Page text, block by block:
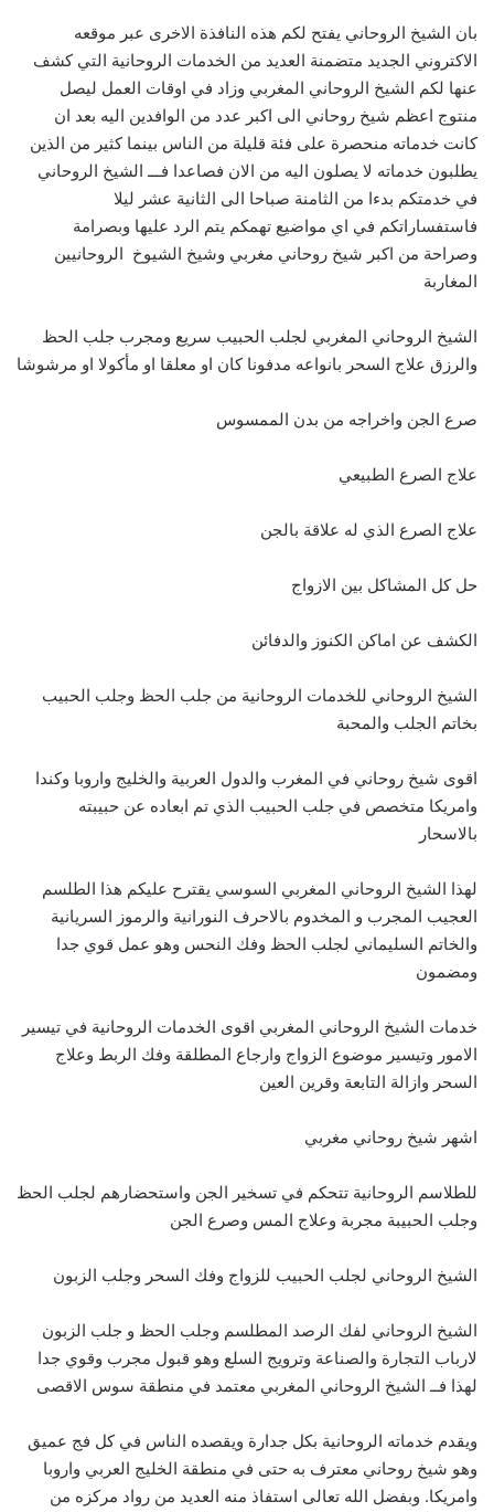
بان الشيخ الروحاني يفتح لكم هذه النافذة الاخرى عبر موقعه
الاكتروني الجديد متضمنة العديد من الخدمات الروحانية التي كشف
عنها لكم الشيخ الروحاني المغربي وزاد في اوقات العمل ليصل
منتوج اعظم شيخ روحاني الى اكبر عدد من الوافدين اليه بعد ان
كانت خدماته منحصرة على فئة قليلة من الناس بينما كثير من الذين
يطلبون خدماته لا يصلون اليه من الان فصاعدا فـــ الشيخ الروحاني
في خدمتكم بدءا من الثامنة صباحا الى الثانية عشر ليلا
فاستفساراتكم في اي مواضيع تهمكم يتم الرد عليها وبصرامة
وصراحة من اكبر شيخ روحاني مغربي وشيخ الشيوخ الروحانيين
المغاربة
الشيخ الروحاني المغربي لجلب الحبيب سريع ومجرب جلب الحظ
والرزق علاج السحر بانواعه مدفونا كان او معلقا او مأكولا او مرشوشا
صرع الجن واخراجه من بدن الممسوس
علاج الصرع الطبيعي
علاج الصرع الذي له علاقة بالجن
حل كل المشاكل بين الازواج
الكشف عن اماكن الكنوز والدفائن
الشيخ الروحاني للخدمات الروحانية من جلب الحظ وجلب الحبيب
بخاتم الجلب والمحبة
اقوى شيخ روحاني في المغرب والدول العربية والخليج واروبا وكندا
وامريكا متخصص في جلب الحبيب الذي تم ابعاده عن حبيبته
بالاسحار
لهذا الشيخ الروحاني المغربي السوسي يقترح عليكم هذا الطلسم
العجيب المجرب و المخدوم بالاحرف النورانية والرموز السريانية
والخاتم السليماني لجلب الحظ وفك النحس وهو عمل قوي جدا
ومضمون
خدمات الشيخ الروحاني المغربي اقوى الخدمات الروحانية في تيسير
الامور وتيسير موضوع الزواج وارجاع المطلقة وفك الربط وعلاج
السحر وازالة التابعة وقرين العين
اشهر شيخ روحاني مغربي
للطلاسم الروحانية تتحكم في تسخير الجن واستحضارهم لجلب الحظ
وجلب الحبيبة مجربة وعلاج المس وصرع الجن
الشيخ الروحاني لجلب الحبيب للزواج وفك السحر وجلب الزبون
الشيخ الروحاني لفك الرصد المطلسم وجلب الحظ و جلب الزبون
لارباب التجارة والصناعة وترويج السلع وهو قبول مجرب وقوي جدا
لهذا فــ الشيخ الروحاني المغربي معتمد في منطقة سوس الاقصى
ويقدم خدماته الروحانية بكل جدارة ويقصده الناس في كل فج عميق
وهو شيخ روحاني معترف به حتى في منطقة الخليج العربي واروبا
وامريكا. وبفضل الله تعالى استفاذ منه العديد من رواد مركزه من